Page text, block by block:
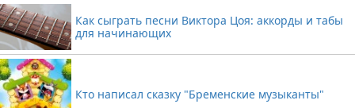
Как сыграть песни Виктора Цоя: аккорды и табы
для начинающих
Кто написал сказку "Бременские музыканты"